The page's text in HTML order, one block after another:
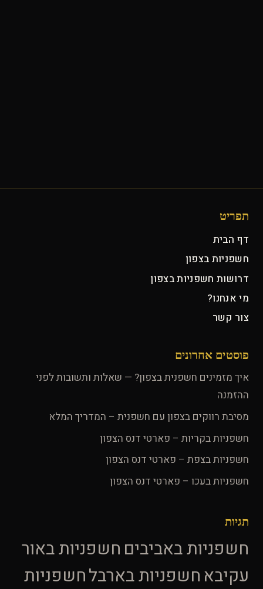
תפריט
דף הבית
חשפניות בצפון
דרושות חשפניות בצפון
מי אנחנו?
צור קשר
פוסטים אחרונים
איך מזמינים חשפנית בצפון? — שאלות ותשובות לפני
ההזמנה
מסיבת רווקים בצפון עם חשפנית – המדריך המלא
חשפניות בקריות – פארטי דנס הצפון
חשפניות בצפת – פארטי דנס הצפון
חשפניות בעכו – פארטי דנס הצפון
תגיות
חשפניות באביבים חשפניות באור
עקיבאחשפניות בארבלחשפניות